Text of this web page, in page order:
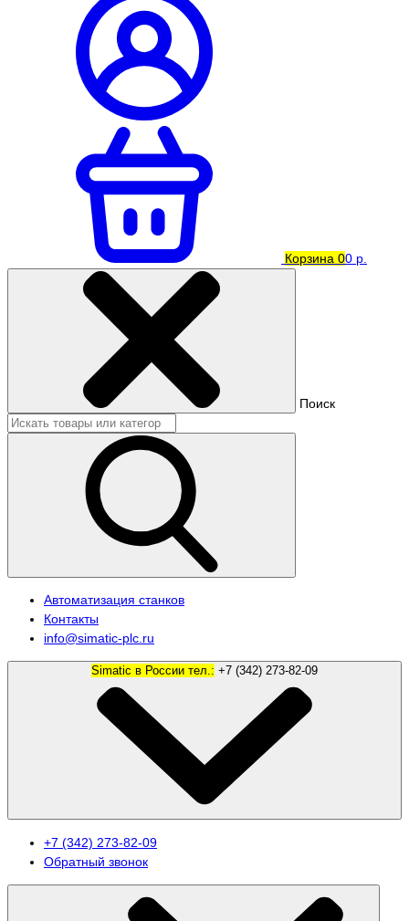
Корзина 00 р.
Поиск
Автоматизация станков
Контакты
info@simatic-plc.ru
Simatic в России тел.:
+7 (342) 273-82-09
Обратный звонок